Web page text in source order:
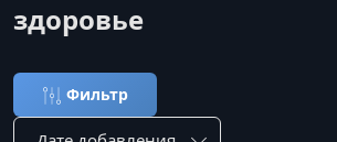
здоровье
Фильтр
Сортировка по: